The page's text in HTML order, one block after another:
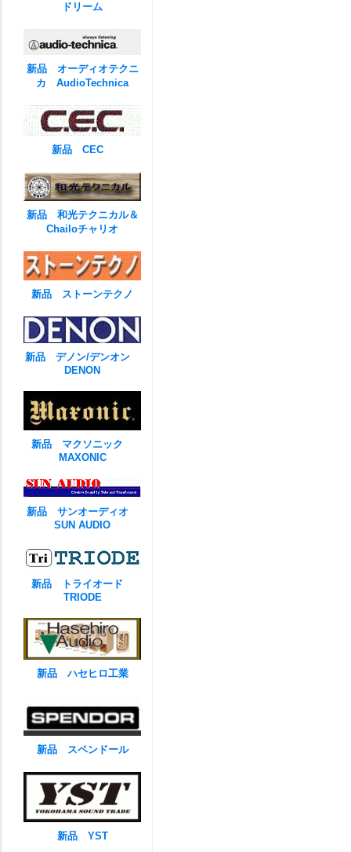
ドリーム
新品 オーディオテクニ
カ AudioTechnica
新品 CEC
新品 和光テクニカル＆
Chailoチャリオ
新品 ストーンテクノ
新品 デノン/デンオン
DENON
新品 マクソニック
MAXONIC
新品 サンオーディオ
SUN AUDIO
新品 トライオード
TRIODE
新品 ハセヒロ工業
新品 スペンドール
新品 YST